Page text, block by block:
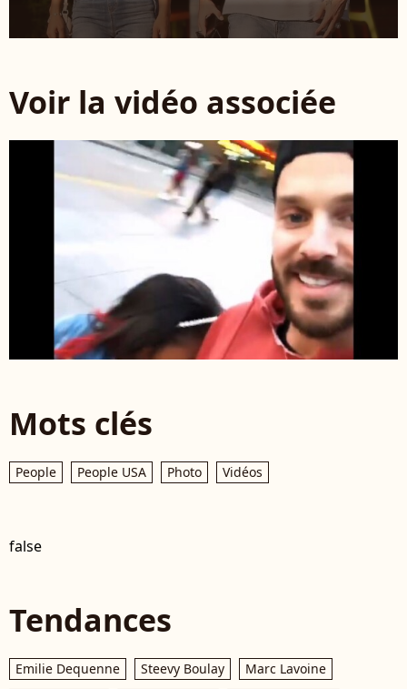
Voir la vidéo associée
Mots clés
People People USA Photo Vidéos
false
Tendances
Emilie Dequenne Steevy Boulay
Marc Lavoine